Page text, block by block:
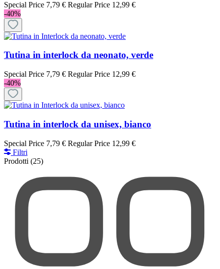
Special Price 7,79 € Regular Price 12,99 €
-40%
Tutina in interlock da neonato, verde
Special Price 7,79 € Regular Price 12,99 €
-40%
Tutina in interlock da unisex, bianco
Special Price 7,79 € Regular Price 12,99 €
Filtri
Prodotti (25)